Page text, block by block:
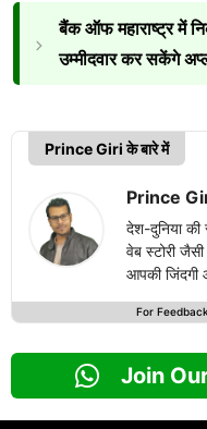
बैंक ऑफ महाराष्ट्र में
उम्मीदवार कर सकेंगे
Prince Giri के बारे में
Prince
देश-दुनिया की
वेब स्टोरी
आपकी जिंदगी
For
Join